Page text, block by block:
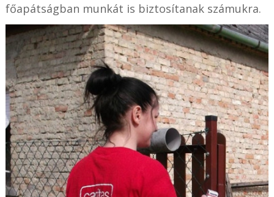
főapátságban munkát is biztosítanak számukra.